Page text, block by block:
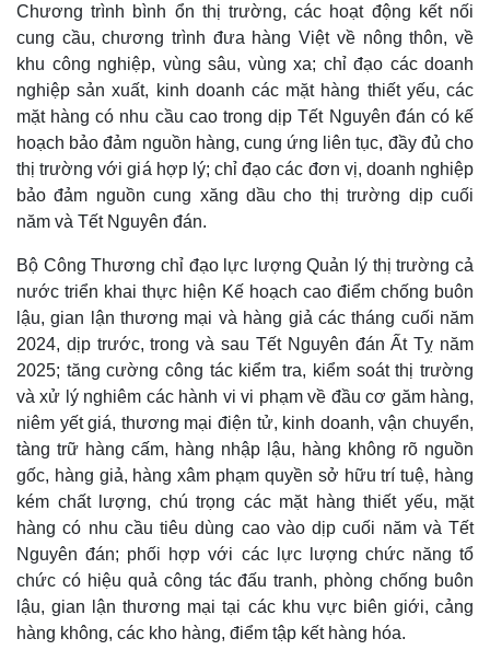
Thế giới
Quan sát
Cuộc sống đó đây
Hồ sơ
Multimedia
Video
Ảnh
E-Magazine
Infographic
Chương trình bình ổn thị trường, các hoạt động kết nối
cung cầu, chương trình đưa hàng Việt về nông thôn, về
khu công nghiệp, vùng sâu, vùng xa; chỉ đạo các doanh
nghiệp sản xuất, kinh doanh các mặt hàng thiết yếu, các
mặt hàng có nhu cầu cao trong dịp Tết Nguyên đán có kế
hoạch bảo đảm nguồn hàng, cung ứng liên tục, đầy đủ cho
thị trường với giá hợp lý; chỉ đạo các đơn vị, doanh nghiệp
bảo đảm nguồn cung xăng dầu cho thị trường dịp cuối
năm và Tết Nguyên đán.
Bộ Công Thương chỉ đạo lực lượng Quản lý thị trường cả
nước triển khai thực hiện Kế hoạch cao điểm chống buôn
lậu, gian lận thương mại và hàng giả các tháng cuối năm
2024, dịp trước, trong và sau Tết Nguyên đán Ất Tỵ năm
2025; tăng cường công tác kiểm tra, kiểm soát thị trường
và xử lý nghiêm các hành vi vi phạm về đầu cơ găm hàng,
niêm yết giá, thương mại điện tử, kinh doanh, vận chuyển,
tàng trữ hàng cấm, hàng nhập lậu, hàng không rõ nguồn
gốc, hàng giả, hàng xâm phạm quyền sở hữu trí tuệ, hàng
kém chất lượng, chú trọng các mặt hàng thiết yếu, mặt
hàng có nhu cầu tiêu dùng cao vào dịp cuối năm và Tết
Nguyên đán; phối hợp với các lực lượng chức năng tổ
chức có hiệu quả công tác đấu tranh, phòng chống buôn
lậu, gian lận thương mại tại các khu vực biên giới, cảng
hàng không, các kho hàng, điểm tập kết hàng hóa.